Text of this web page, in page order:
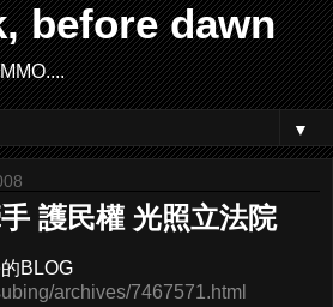
before dawn
▼
護民權 光照立法院
BLOG
archives/7467571.html